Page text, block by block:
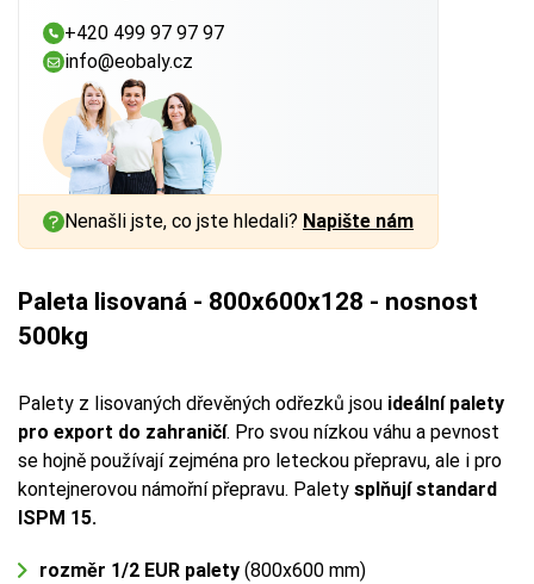
+420 499 97 97 97
info@eobaly.cz
Nenašli jste, co jste hledali? Napište nám
Paleta lisovaná - 800x600x128 - nosnost
500kg
Palety z lisovaných dřevěných odřezků jsou ideální palety
pro export do zahraničí. Pro svou nízkou váhu a pevnost
se hojně používají zejména pro leteckou přepravu, ale i pro
kontejnerovou námořní přepravu. Palety splňují standard
ISPM 15.
rozměr 1/2 EUR palety (800x600 mm)